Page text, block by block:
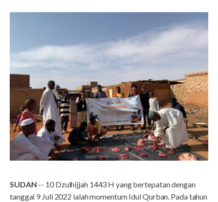
SUDAN -- 10 Dzulhijjah 1443 H yang bertepatan dengan
tanggal 9 Juli 2022 ialah momentum Idul Qurban. Pada tahun